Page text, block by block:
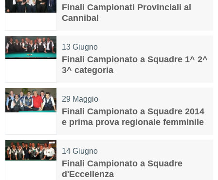
Finali Campionati Provinciali al
Cannibal
13 Giugno
Finali Campionato a Squadre 1^ 2^
3^ categoria
29 Maggio
Finali Campionato a Squadre 2014
e prima prova regionale femminile
14 Giugno
Finali Campionato a Squadre
d'Eccellenza